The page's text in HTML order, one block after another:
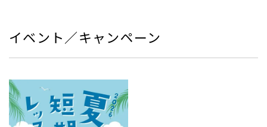
イベント／キャンペーン